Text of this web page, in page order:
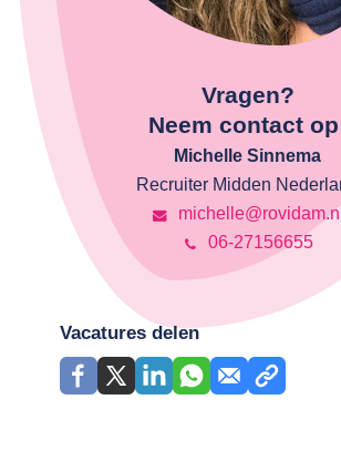
Vragen?
Neem contact
Michelle Sinnema
Recruiter Midden
michelle@rovidam.nl
06-27156655
Vacatures delen